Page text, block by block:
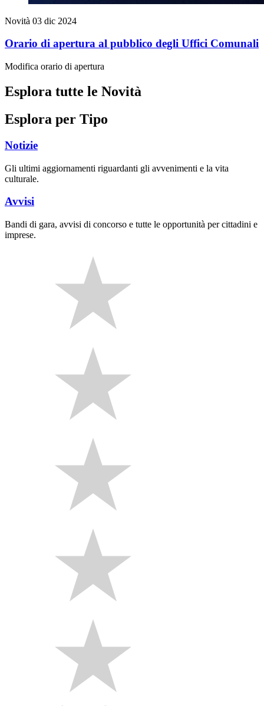
Novità 03 dic 2024
Orario di apertura al pubblico degli Uffici Comunali
Modifica orario di apertura
Esplora tutte le Novità
Esplora per Tipo
Notizie
Gli ultimi aggiornamenti riguardanti gli avvenimenti e la vita
culturale.
Avvisi
Bandi di gara, avvisi di concorso e tutte le opportunità per cittadini e
imprese.